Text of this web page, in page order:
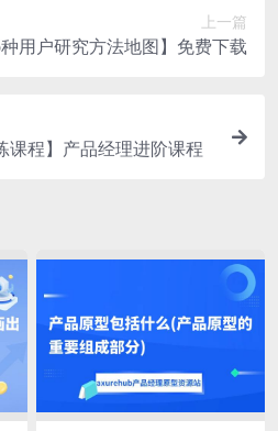
上一篇
种用户研究方法地图】免费下载
课程】产品经理进阶课程